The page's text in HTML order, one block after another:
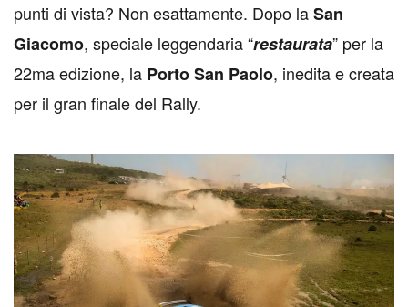
punti di vista? Non esattamente. Dopo laSan
Giacomo, speciale leggendaria “restaurata” per la
22ma edizione, la Porto San Paolo, inedita e creata
per il gran finale del Rally.